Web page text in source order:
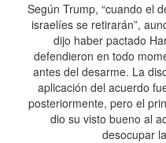
Según Trump, “cuando el
israelíes se retirarán”,
dijo haber pactado
defendieron en todo
antes del desarme. La
aplicación del acuerdo
posteriormente, pero el
dio su visto bueno al
desocupar